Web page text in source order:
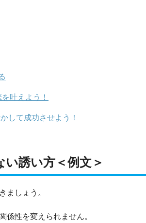
叶えよう！
して成功させよう！
誘い方＜例文＞
ましょう。
係性を変えられません。